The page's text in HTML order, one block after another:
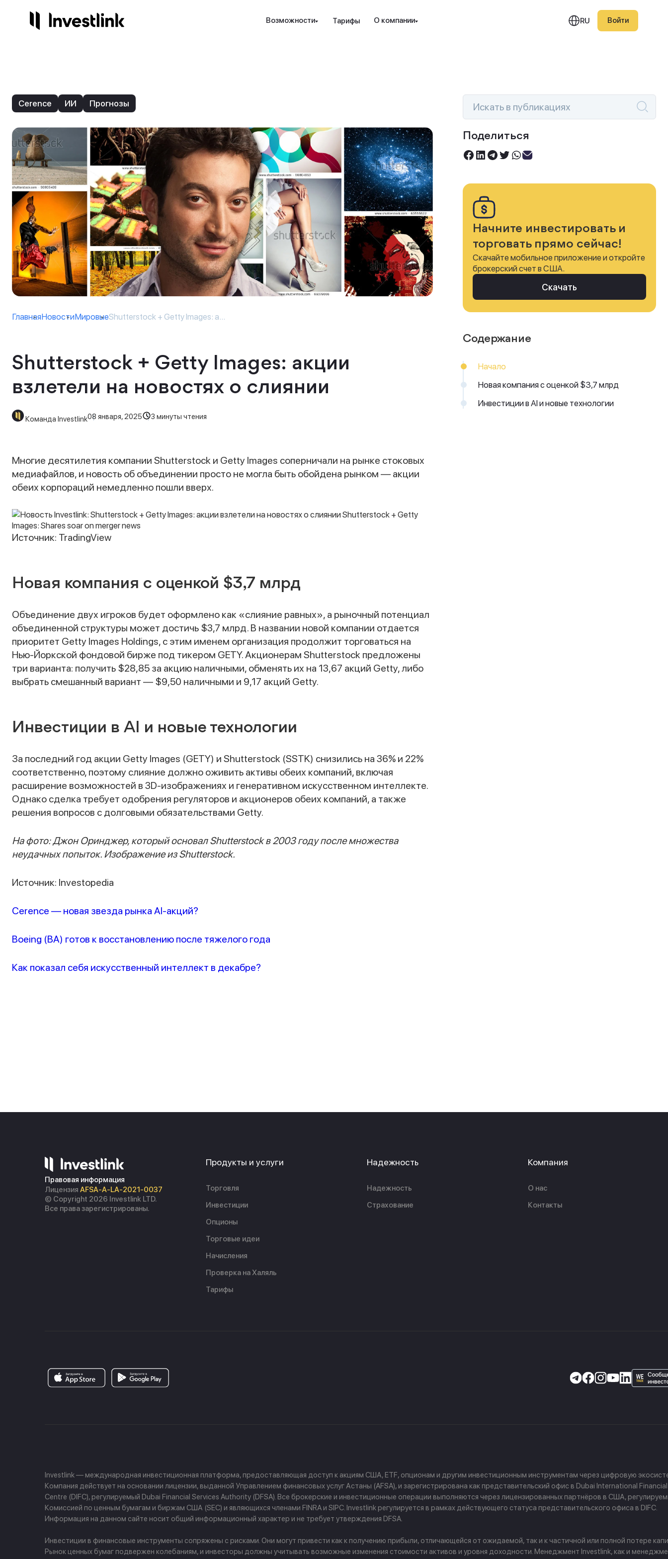
Возможности
Опционы
Начисления 3.25%
IPO NEW
Торговые идеи Аналитика PRO
Торгуйте акциями без комиссий
Тарифы О компании
Контакты
Страхование счетов
График намекает на конец
десятилетнего
превосходства биткоина
над акциями
RU Войти
Cerence ИИ Прогнозы
ГлавнаяНовостиМировыеShutterstock + Getty Images: а...
Shutterstock + Getty Images: акции
взлетели на новостях о слиянии
Команда Investlink08 января, 2025 3 минуты чтения
Многие десятилетия компании Shutterstock и Getty Images соперничали на рынке стоковых
медиафайлов, и новость об объединении просто не могла быть обойдена рынком — акции
обеих корпораций немедленно пошли вверх.
Источник: TradingView
Новая компания с оценкой $3,7 млрд
Объединение двух игроков будет оформлено как «слияние равных», а рыночный потенциал
объединенной структуры может достичь $3,7 млрд. В названии новой компании отдается
приоритет Getty Images Holdings, с этим именем организация продолжит торговаться на
Нью-Йоркской фондовой бирже под тикером GETY. Акционерам Shutterstock предложены
три варианта: получить $28,85 за акцию наличными, обменять их на 13,67 акций Getty, либо
выбрать смешанный вариант — $9,50 наличными и 9,17 акций Getty.
Инвестиции в AI и новые технологии
За последний год акции Getty Images (GETY) и Shutterstock (SSTK) снизились на 36% и 22%
соответственно, поэтому слияние должно оживить активы обеих компаний, включая
расширение возможностей в 3D-изображениях и генеративном искусственном интеллекте.
Однако сделка требует одобрения регуляторов и акционеров обеих компаний, а также
решения вопросов с долговыми обязательствами Getty.
На фото: Джон Оринджер, который основал Shutterstock в 2003 году после множества
неудачных попыток. Изображение из Shutterstock.
Источник: Investopedia
Cerence — новая звезда рынка AI-акций?
Boeing (BA) готов к восстановлению после тяжелого года
Как показал себя искусственный интеллект в декабре?
Поделиться
Начните инвестировать и
торговать прямо сейчас!
Скачайте мобильное приложение и откройте
брокерский счет в США.
Скачать
Содержание
Начало
Новая компания с оценкой $3,7 млрд
Инвестиции в AI и новые технологии
Наведите камеру телефона на QR-код,
чтобы скачать мобильное приложение.
Наши консультанты свяжутся с вами в
Правовая информация
Лицензия AFSA-A-LA-2021-0037
© Copyright 2026 Investlink LTD.
Все права зарегистрированы.
Продукты и услуги
Торговля
Инвестиции
Опционы
Торговые идеи
Начисления
Проверка на Халяль
Тарифы
Надежность
Надежность
Страхование
Компания
О нас
Контакты
Investlink — международная инвестиционная платформа, предоставляющая доступ к акциям США, ETF, опционам и другим инвестиционным инструментам через цифровую
Компания действует на основании лицензии, выданной Управлением финансовых услуг Астаны (AFSA), и зарегистрирована как представительский офис в Dubai International Financial
Centre (DIFC), регулируемый Dubai Financial Services Authority (DFSA). Все брокерские и инвестиционные операции выполняются через лицензированных партнёров в США,
Комиссией по ценным бумагам и биржам США (SEC) и являющихся членами FINRA и SIPC. Investlink регулируется в рамках действующего статуса представительского офиса в DIFC.
Информация на данном сайте носит общий информационный характер и не требует утверждения DFSA.
Инвестиции в финансовые инструменты сопряжены с рисками. Они могут привести как к получению прибыли, отличающейся от ожидаемой, так и к частичной или полной потере
Рынок ценных бумаг подвержен колебаниям, и инвесторы должны учитывать возможные изменения стоимости активов и уровня доходности. Менеджмент Investlink, как и